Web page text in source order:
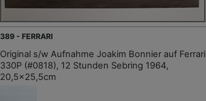
389 - FERRARI
Original s/w Aufnahme Joakim Bonnier auf Ferrari
330P (#0818), 12 Stunden Sebring 1964,
20,5x25,5cm